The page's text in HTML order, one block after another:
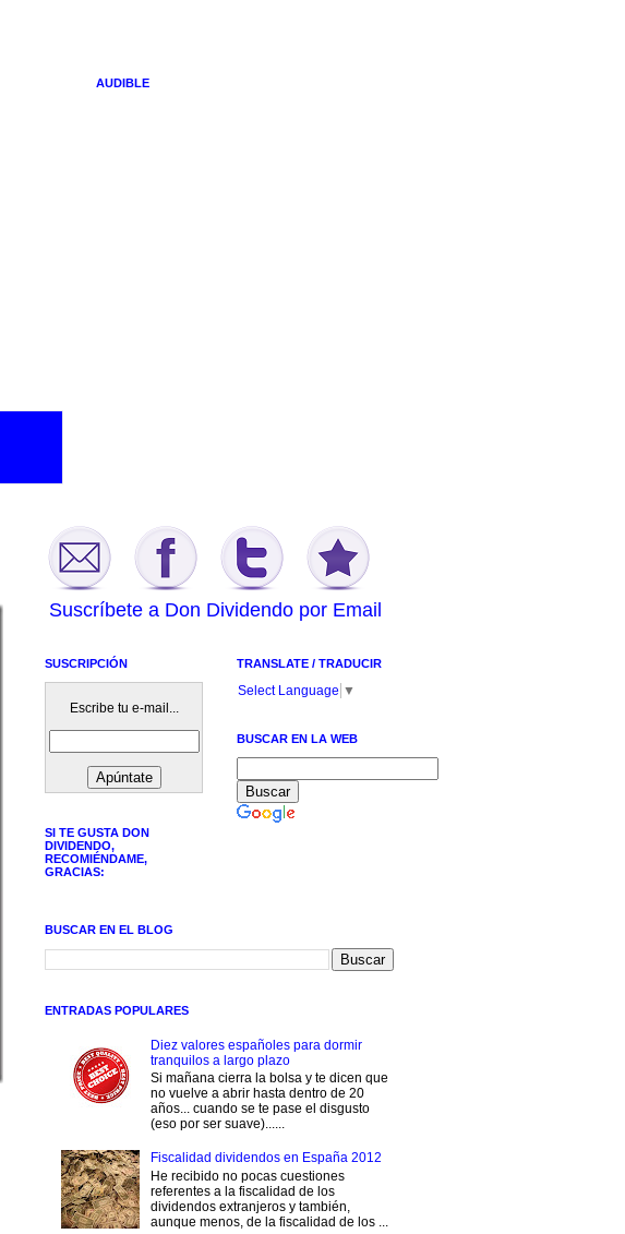
AUDIBLE
Suscríbete a Don Dividendo por Email
SUSCRIPCIÓN
Escribe tu e-mail...
SI TE GUSTA DON
DIVIDENDO,
RECOMIÉNDAME,
GRACIAS:
TRANSLATE / TRADUCIR
Select Language ▼
BUSCAR EN LA WEB
BUSCAR EN EL BLOG
ENTRADAS POPULARES
Diez valores españoles para dormir
tranquilos a largo plazo
Si mañana cierra la bolsa y te dicen que
no vuelve a abrir hasta dentro de 20
años... cuando se te pase el disgusto
(eso por ser suave)......
Fiscalidad dividendos en España 2012
He recibido no pocas cuestiones
referentes a la fiscalidad de los
dividendos extranjeros y también,
aunque menos, de la fiscalidad de los ...